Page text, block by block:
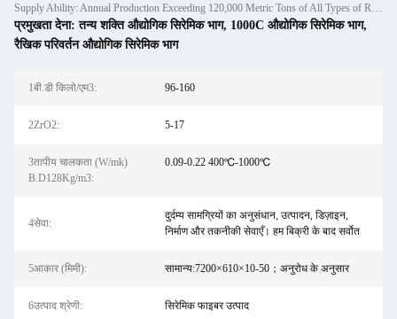
Supply Ability: Annual Production Exceeding 120,000 Metric Tons of All Types of Refractory Materials Including Castables, Preforms, and Bric
प्रमुखता देना:तन्य शक्ति औद्योगिक सिरेमिक भाग, 1000C औद्योगिक सिरेमिक भाग,
रैखिक परिवर्तन औद्योगिक सिरेमिक भाग
1बी.डी किलो/एम3: 96-160
2ZrO2: 5-17
3तापीय चालकता (W/mk)
B.D128Kg/m3:
0.09-0.22 400℃-1000℃
4सेवा:
दुर्दम्य सामग्रियों का अनुसंधान, उत्पादन, डिज़ाइन,
निर्माण और तकनीकी सेवाएँ। हम बिक्री के बाद सर्वोत
5आकार (मिमी): सामान्य:7200×610×10-50；अनुरोध के अनुसार
6उत्पाद श्रेणी: सिरेमिक फाइबर उत्पाद